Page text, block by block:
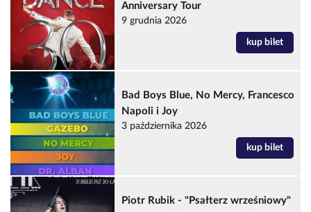
Anniversary Tour
9 grudnia 2026
kup bilet
Bad Boys Blue, No Mercy, Francesco
Napoli i Joy
3 października 2026
kup bilet
Piotr Rubik - "Psałterz wrześniowy"